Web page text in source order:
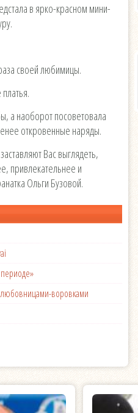
в ярко-красном мини-
своей любимицы.
а наоборот посоветовала
откровенные наряды.
Вас выглядеть,
привлекательнее и
Ольги Бузовой.
любовницами-воровками